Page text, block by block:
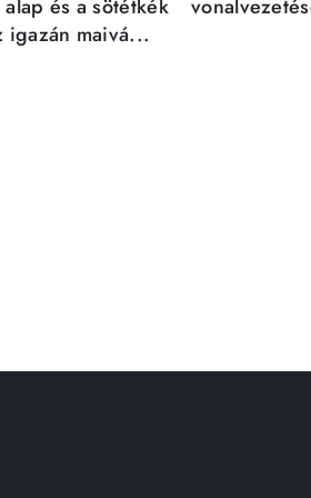
és a sötétkék
igazán maivá...